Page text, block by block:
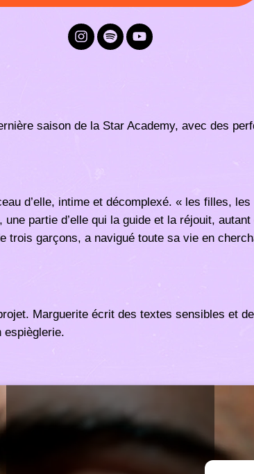
saison de la Star Academy, avec des
d’elle, intime et décomplexé. « les filles,
partie d’elle qui la guide et la réjouit, autant
trois garçons, a navigué toute sa vie en
Marguerite écrit des textes sensibles et
espièglerie.